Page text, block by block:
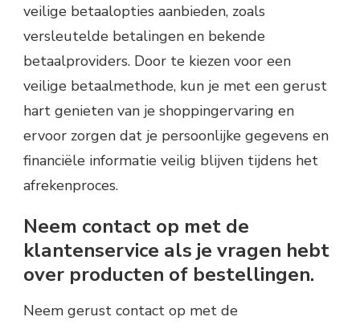
veilige betaalopties aanbieden, zoals
versleutelde betalingen en bekende
betaalproviders. Door te kiezen voor een
veilige betaalmethode, kun je met een gerust
hart genieten van je shoppingervaring en
ervoor zorgen dat je persoonlijke gegevens en
financiële informatie veilig blijven tijdens het
afrekenproces.
Neem contact op met de
klantenservice als je vragen hebt
over producten of bestellingen.
Neem gerust contact op met de